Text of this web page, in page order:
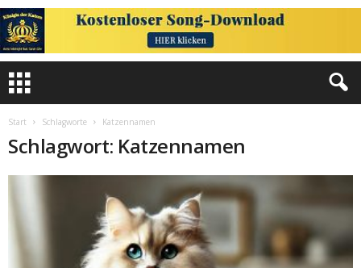
Start Schlagworte Katzennamen
Schlagwort: Katzennamen